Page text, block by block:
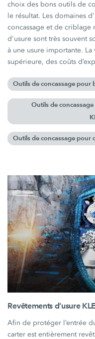
choix des bons outils de
le résultat. Les domaines
concassage et de criblage
d'usure sont très souvent
à une usure importante.
supérieure, des coûts
Outils de concassage pour
Outils de
Outils de concassage pour
Revêtements d’usure
Afin de protéger l’entrée
carter est entièrement